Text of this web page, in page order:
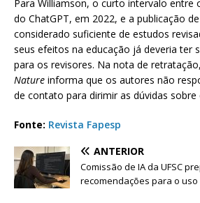
Para Williamson, o curto intervalo entre
do ChatGPT, em 2022, e a publicação
considerado suficiente de estudos
seus efeitos na educação já deveria ter
para os revisores. Na nota de
Nature informa que os autores não
de contato para dirimir as dúvidas sobre
Fonte: Revista Fapesp
ANTERIOR
Comissão de IA da UFSC
recomendações para o